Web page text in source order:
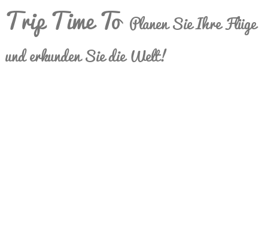
Trip Time To Planen Sie Ihre Flüge
und erkunden Sie die Welt!